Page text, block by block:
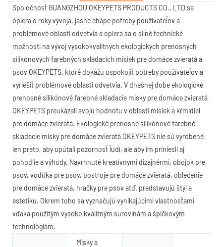
Spoločnosť GUANGZHOU OKEYPETS PRODUCTS CO., LTD sa
opiera o roky vývoja, jasne chápe potreby používateľov a
problémové oblasti odvetvia a opiera sa o silné technické
možnosti na vývoj vysokokvalitných ekologických prenosných
silikónových farebných skladacích misiek pre domáce zvieratá a
psov OKEYPETS, ktoré dokážu uspokojiť potreby používateľov a
vyriešiť problémové oblasti odvetvia. V dnešnej dobe ekologické
prenosné silikónové farebné skladacie misky pre domáce zvieratá
OKEYPETS preukázali svoju hodnotu v oblasti misiek a kŕmidiel
pre domáce zvieratá. Ekologické prenosné silikónové farebné
skladacie misky pre domáce zvieratá OKEYPETS nie sú vyrobené
len preto, aby upútali pozornosť ľudí, ale aby im priniesli aj
pohodlie a výhody. Navrhnuté kreatívnymi dizajnérmi, obojok pre
psov, vodítka pre psov, postroje pre domáce zvieratá, oblečenie
pre domáce zvieratá, hračky pre psov atď. predstavujú štýl a
estetiku. Okrem toho sa vyznačujú vynikajúcimi vlastnosťami
vďaka použitým vysoko kvalitným surovinám a špičkovým
technológiám.
Misky a